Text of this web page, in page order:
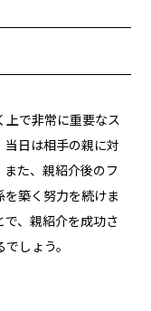
上で非常に重要なス
当日は相手の親に対
た、親紹介後のフ
を築く努力を続けま
で、親紹介を成功さ
しょう。